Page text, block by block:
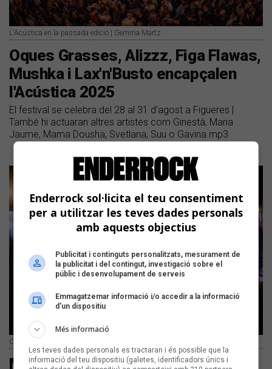
L'Acústica en la passada edició | Gemma Martz
Oques Grasses, Alizzz, Figa Flawas,
Mushka i Lax'n'Busto encapçalen
l'Acústica 2025
El festival se celebra del 28 al 31 d'agost a Figueres |
També hi actuaran altres artistes com Ginestà, Maria
Jaume, Mama Dousha, Svetlana, Suu o Gavina.mp3
Canet Rock 2025 | Gil Ayats
Mushka, Figa Flawas, The Tyets i
Enderrock sol·licita el teu consentiment
per a utilitzar les teves dades personals
amb aquests objectius
Publicitat i continguts personalitzats, mesurament de
la publicitat i del contingut, investigació sobre el
públic i desenvolupament de serveis
Emmagatzemar informació i/o accedir a la informació
d’un dispositiu
Més informació
Les teves dades personals es tractaran i és possible que la
informació del teu dispositiu (galetes, identificadors únics i